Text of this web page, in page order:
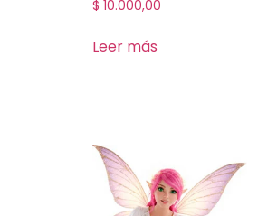
$ 10.000,00
Leer más